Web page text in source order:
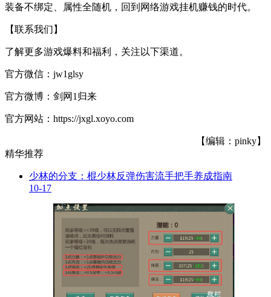
装备不绑定、属性全随机，回到网络游戏挂机赚钱的时代。
【联系我们】
了解更多游戏爆料和福利，关注以下渠道。
官方微信：jw1glsy
官方微博：剑网1归来
官方网站：https://jxgl.xoyo.com
【编辑：pinky】
精华推荐
少林的分支：棍少林反弹伤害流手把手养成指南
10-17